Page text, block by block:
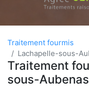
Traitement fourmis
Lachapelle-sous-
Traitement
sous-